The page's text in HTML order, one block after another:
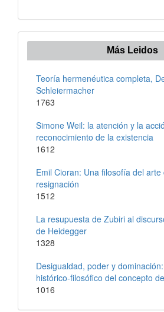
Más Leidos
Teoría hermenéutica completa,
Schleiermacher
1763
Simone Weil: la atención y la
reconocimiento de la existencia
1612
Emil Cioran: Una filosofía del arte
resignación
1512
La resupuesta de Zubiri al
de Heidegger
1328
Desigualdad, poder y
histórico-filosófico del concepto
1016